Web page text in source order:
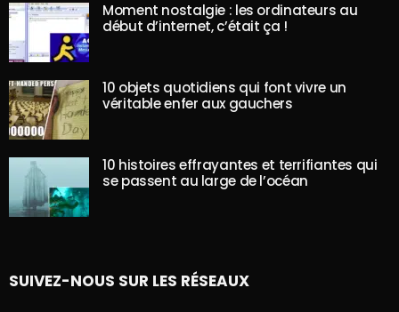
Moment nostalgie : les ordinateurs au
début d’internet, c’était ça !
10 objets quotidiens qui font vivre un
véritable enfer aux gauchers
10 histoires effrayantes et terrifiantes qui
se passent au large de l’océan
SUIVEZ-NOUS SUR LES RÉSEAUX